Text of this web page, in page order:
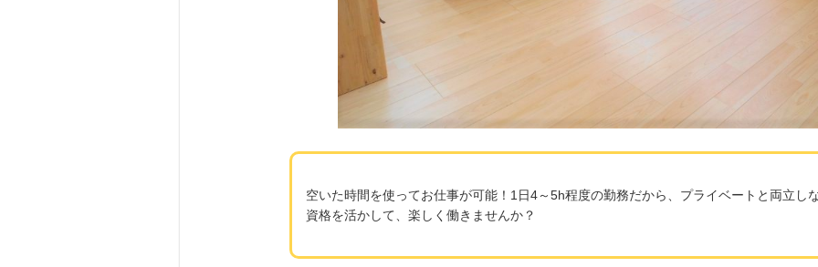
空いた時間を使ってお仕事が可能！1日4～5h程度の勤務だから、プライベートと両立し
資格を活かして、楽しく働きませんか？